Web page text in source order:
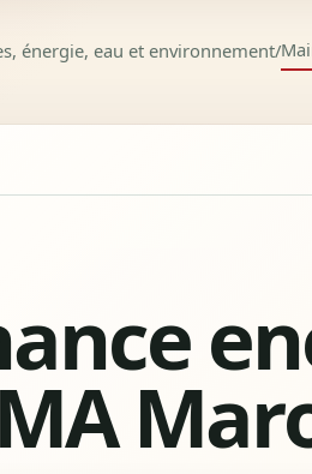
énergie, eau et environnement/